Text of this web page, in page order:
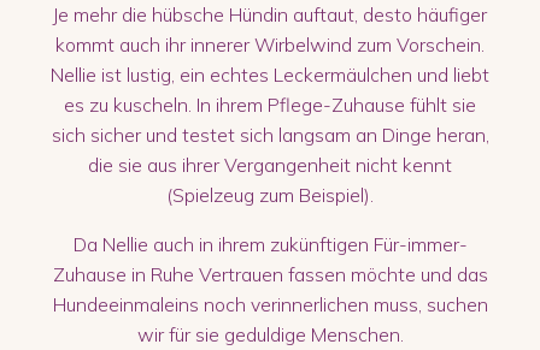
Je mehr die hübsche Hündin auftaut, desto häufiger
kommt auch ihr innerer Wirbelwind zum Vorschein.
Nellie ist lustig, ein echtes Leckermäulchen und liebt
es zu kuscheln. In ihrem Pflege-Zuhause fühlt sie
sich sicher und testet sich langsam an Dinge heran,
die sie aus ihrer Vergangenheit nicht kennt
(Spielzeug zum Beispiel).
Da Nellie auch in ihrem zukünftigen Für-immer-
Zuhause in Ruhe Vertrauen fassen möchte und das
Hundeeinmaleins noch verinnerlichen muss, suchen
wir für sie geduldige Menschen.